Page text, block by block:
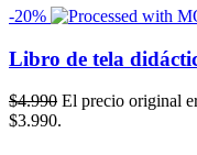
-20%
Libro de tela
$4.990 El precio original
$3.990.